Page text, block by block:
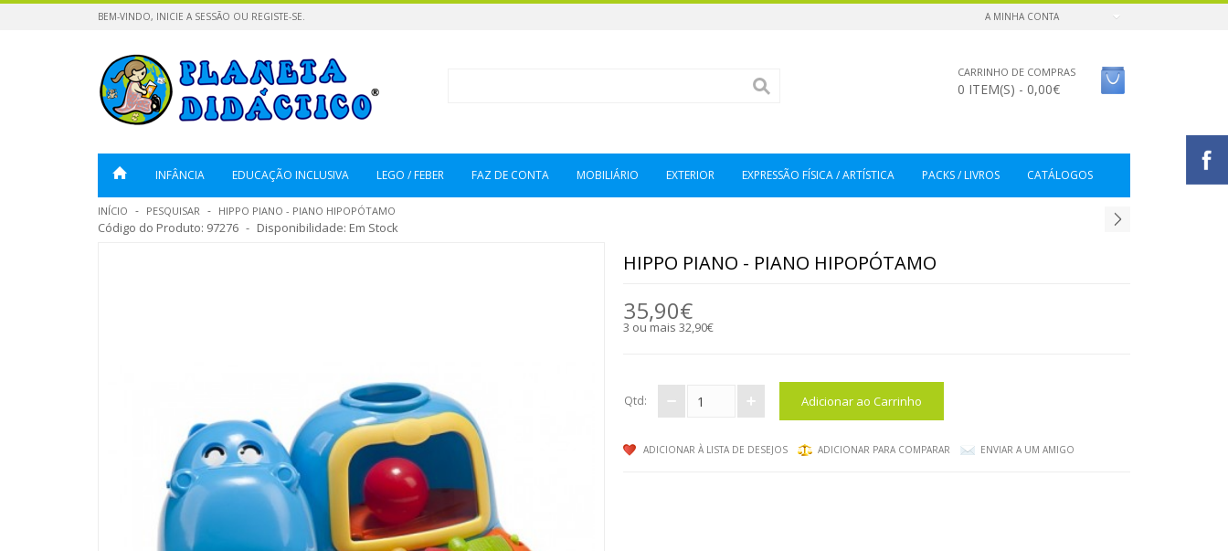
BEM-VINDO, INICIE A SESSÃO OU REGISTE-SE. A MINHA CONTA
CARRINHO DE COMPRAS
0 ITEM(S) - 0,00€
INFÂNCIA EDUCAÇÃO INCLUSIVA LEGO / FEBER FAZ DE CONTA MOBILIÁRIO EXTERIOR EXPRESSÃO FÍSICA / ARTÍSTICA PACKS / LIVROS CATÁLOGOS
INÍCIO PESQUISAR HIPPO PIANO - PIANO HIPOPÓTAMO
Código do Produto: 97276 Disponibilidade: Em Stock
HIPPO PIANO - PIANO HIPOPÓTAMO
35,90€
3 ou mais 32,90€
Qtd:
ADICIONAR À LISTA DE DESEJOS ADICIONAR PARA COMPARAR ENVIAR A UM AMIGO